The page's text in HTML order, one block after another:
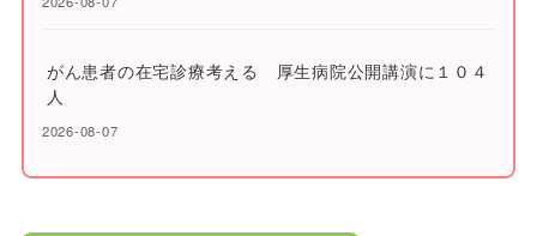
がん患者の在宅診療考える 厚生病院公開講演に１０４
人
2026-08-07